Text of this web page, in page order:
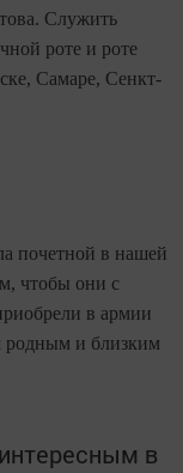
Служить
роте и роте
Самаре, Сенкт-
почетной в нашей
чтобы они с
в армии
родным и близким
в